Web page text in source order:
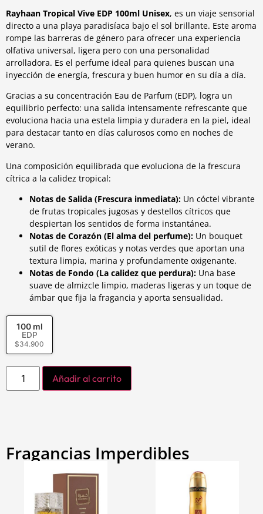
Rayhaan Tropical Vive EDP 100ml Unisex, es un viaje sensorial
directo a una playa paradisíaca bajo el sol brillante. Este aroma
rompe las barreras de género para ofrecer una experiencia
olfativa universal, ligera pero con una personalidad
arrolladora. Es el perfume ideal para quienes buscan una
inyección de energía, frescura y buen humor en su día a día.
Gracias a su concentración Eau de Parfum (EDP), logra un
equilibrio perfecto: una salida intensamente refrescante que
evoluciona hacia una estela limpia y duradera en la piel, ideal
para destacar tanto en días calurosos como en noches de
verano.
Una composición equilibrada que evoluciona de la frescura
cítrica a la calidez tropical:
Notas de Salida (Frescura inmediata): Un cóctel vibrante
de frutas tropicales jugosas y destellos cítricos que
despiertan los sentidos de forma instantánea.
Notas de Corazón (El alma del perfume): Un bouquet
sutil de flores exóticas y notas verdes que aportan una
textura limpia, marina y profundamente oxigenante.
Notas de Fondo (La calidez que perdura): Una base
suave de almizcle limpio, maderas ligeras y un toque de
ámbar que fija la fragancia y aporta sensualidad.
100 ml
EDP
$34.900
Añadir al carrito
Fragancias Imperdibles